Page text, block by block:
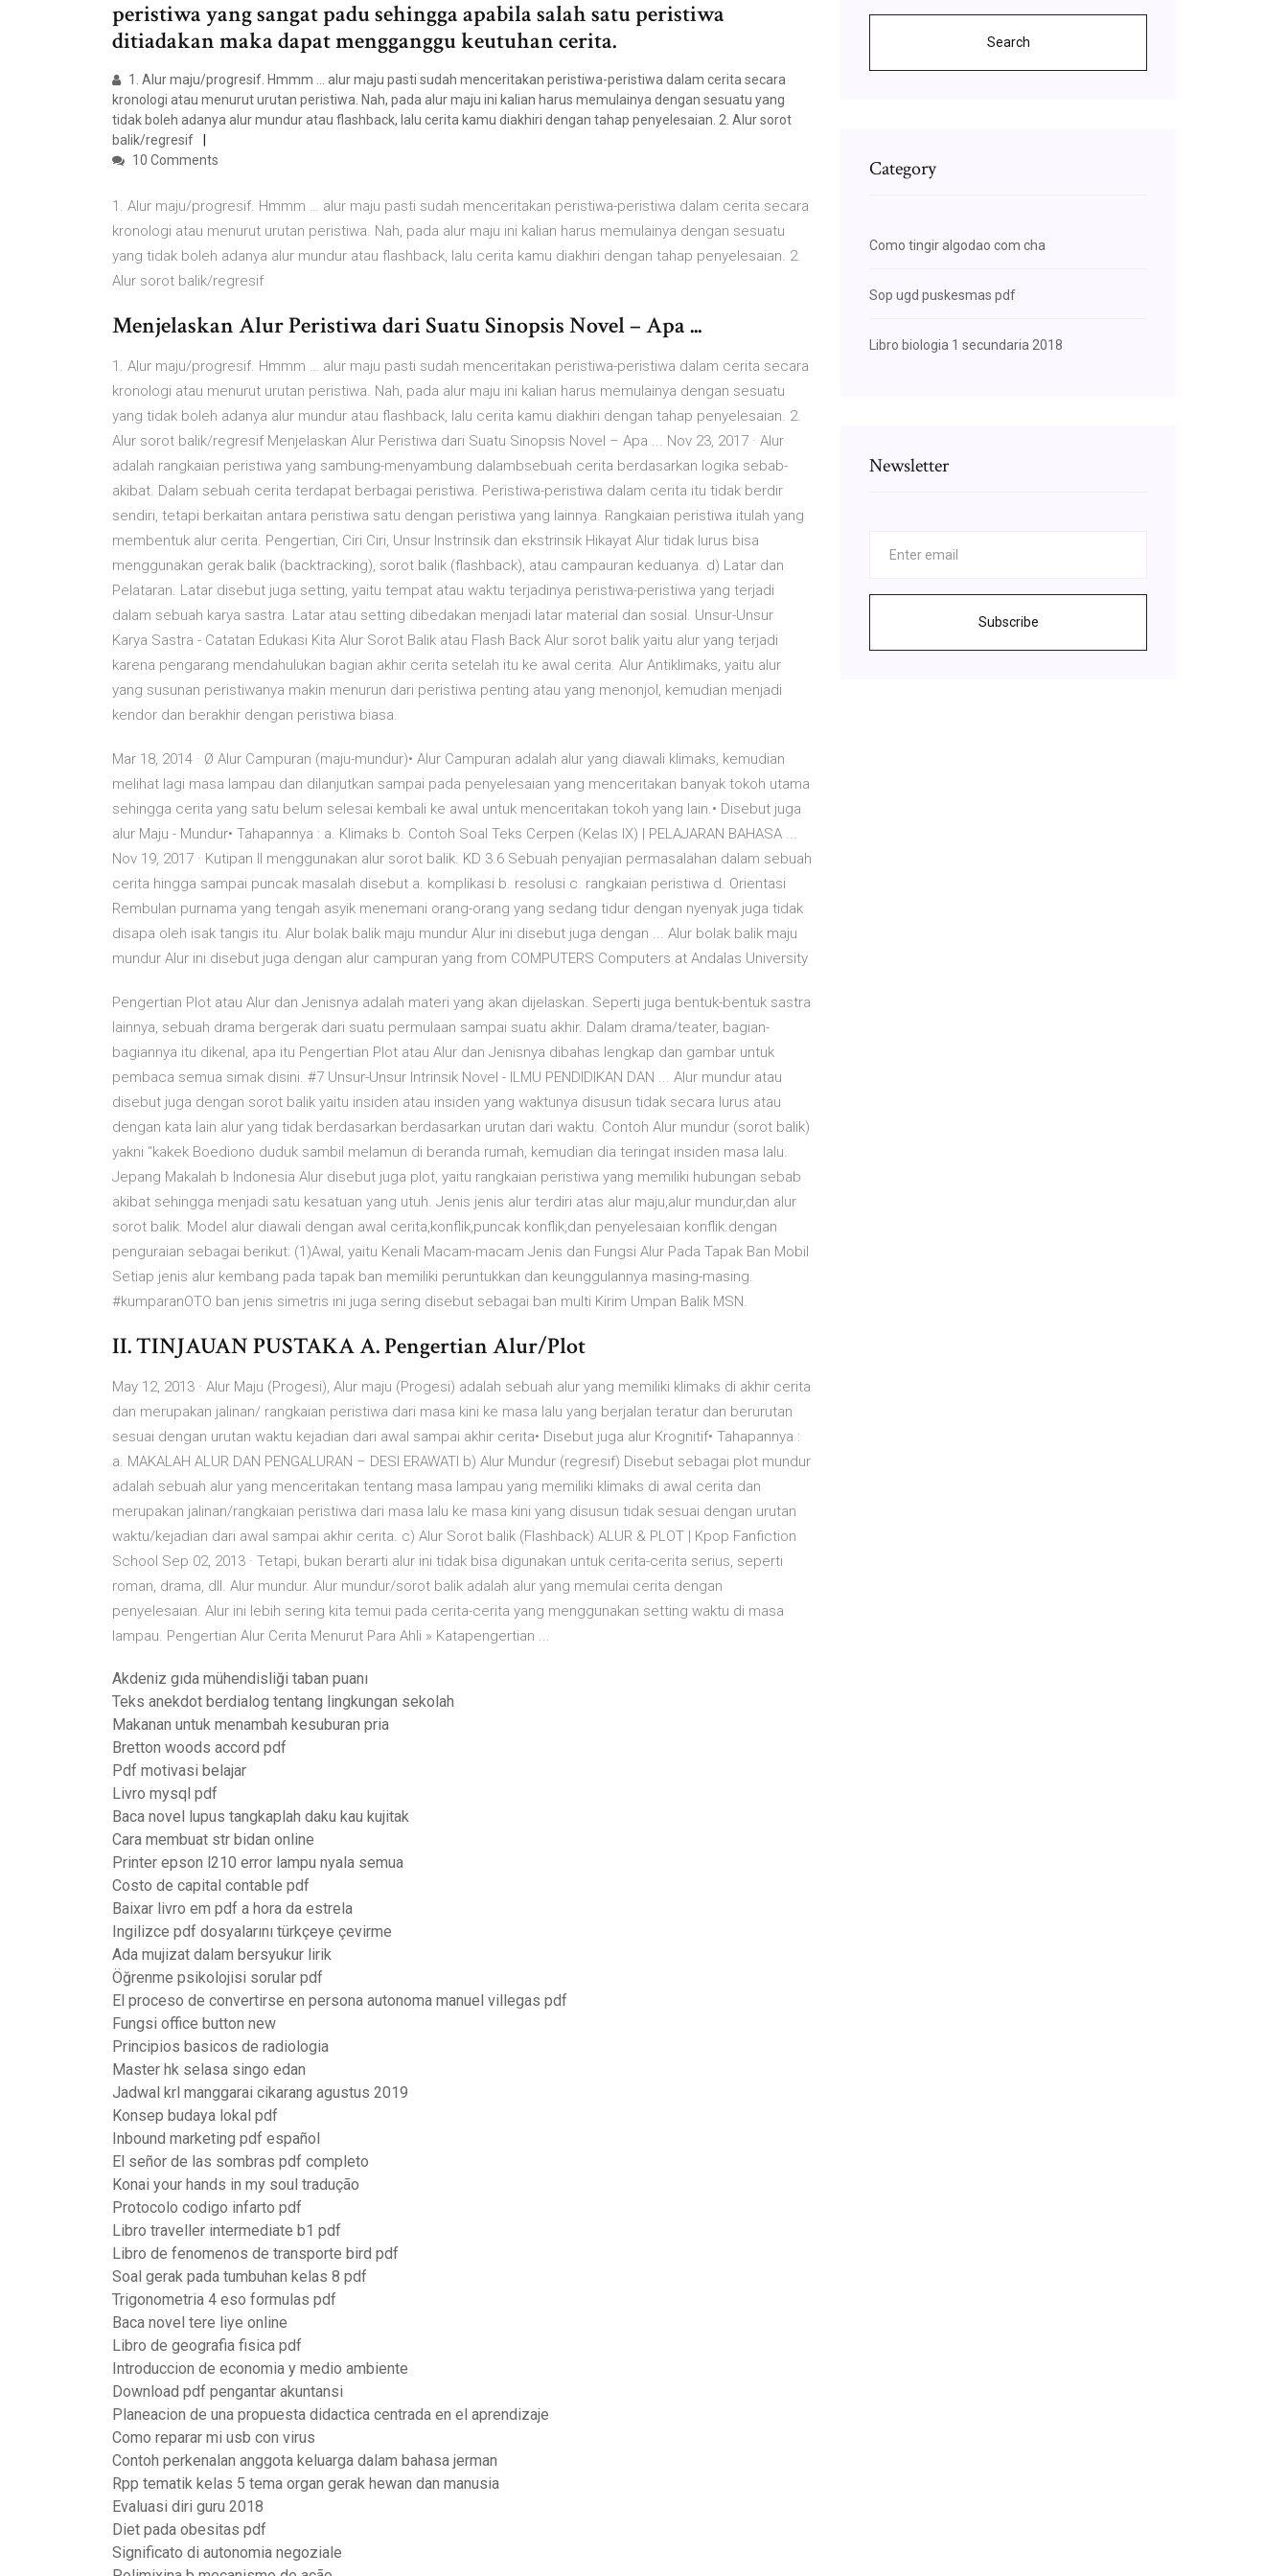
peristiwa yang sangat padu sehingga apabila salah satu peristiwa
ditiadakan maka dapat mengganggu keutuhan cerita.
1. Alur maju/progresif. Hmmm … alur maju pasti sudah menceritakan peristiwa-peristiwa dalam cerita secara
kronologi atau menurut urutan peristiwa. Nah, pada alur maju ini kalian harus memulainya dengan sesuatu yang
tidak boleh adanya alur mundur atau flashback, lalu cerita kamu diakhiri dengan tahap penyelesaian. 2. Alur sorot
balik/regresif
10 Comments
1. Alur maju/progresif. Hmmm … alur maju pasti sudah menceritakan peristiwa-peristiwa dalam cerita secara
kronologi atau menurut urutan peristiwa. Nah, pada alur maju ini kalian harus memulainya dengan sesuatu
yang tidak boleh adanya alur mundur atau flashback, lalu cerita kamu diakhiri dengan tahap penyelesaian. 2.
Alur sorot balik/regresif
Menjelaskan Alur Peristiwa dari Suatu Sinopsis Novel – Apa ...
1. Alur maju/progresif. Hmmm … alur maju pasti sudah menceritakan peristiwa-peristiwa dalam cerita secara
kronologi atau menurut urutan peristiwa. Nah, pada alur maju ini kalian harus memulainya dengan sesuatu
yang tidak boleh adanya alur mundur atau flashback, lalu cerita kamu diakhiri dengan tahap penyelesaian. 2.
Alur sorot balik/regresif Menjelaskan Alur Peristiwa dari Suatu Sinopsis Novel – Apa ... Nov 23, 2017 · Alur
adalah rangkaian peristiwa yang sambung-menyambung dalambsebuah cerita berdasarkan logika sebab-
akibat. Dalam sebuah cerita terdapat berbagai peristiwa. Peristiwa-peristiwa dalam cerita itu tidak berdir
sendiri, tetapi berkaitan antara peristiwa satu dengan peristiwa yang lainnya. Rangkaian peristiwa itulah yang
membentuk alur cerita. Pengertian, Ciri Ciri, Unsur Instrinsik dan ekstrinsik Hikayat Alur tidak lurus bisa
menggunakan gerak balik (backtracking), sorot balik (flashback), atau campauran keduanya. d) Latar dan
Pelataran. Latar disebut juga setting, yaitu tempat atau waktu terjadinya peristiwa-peristiwa yang terjadi
dalam sebuah karya sastra. Latar atau setting dibedakan menjadi latar material dan sosial. Unsur-Unsur
Karya Sastra - Catatan Edukasi Kita Alur Sorot Balik atau Flash Back Alur sorot balik yaitu alur yang terjadi
karena pengarang mendahulukan bagian akhir cerita setelah itu ke awal cerita. Alur Antiklimaks, yaitu alur
yang susunan peristiwanya makin menurun dari peristiwa penting atau yang menonjol, kemudian menjadi
kendor dan berakhir dengan peristiwa biasa.
Mar 18, 2014 · Ø Alur Campuran (maju-mundur)• Alur Campuran adalah alur yang diawali klimaks, kemudian
melihat lagi masa lampau dan dilanjutkan sampai pada penyelesaian yang menceritakan banyak tokoh utama
sehingga cerita yang satu belum selesai kembali ke awal untuk menceritakan tokoh yang lain.• Disebut juga
alur Maju - Mundur• Tahapannya : a. Klimaks b. Contoh Soal Teks Cerpen (Kelas IX) | PELAJARAN BAHASA ...
Nov 19, 2017 · Kutipan II menggunakan alur sorot balik. KD 3.6 Sebuah penyajian permasalahan dalam sebuah
cerita hingga sampai puncak masalah disebut a. komplikasi b. resolusi c. rangkaian peristiwa d. Orientasi
Rembulan purnama yang tengah asyik menemani orang-orang yang sedang tidur dengan nyenyak juga tidak
disapa oleh isak tangis itu. Alur bolak balik maju mundur Alur ini disebut juga dengan ... Alur bolak balik maju
mundur Alur ini disebut juga dengan alur campuran yang from COMPUTERS Computers at Andalas University
Pengertian Plot atau Alur dan Jenisnya adalah materi yang akan dijelaskan. Seperti juga bentuk-bentuk sastra
lainnya, sebuah drama bergerak dari suatu permulaan sampai suatu akhir. Dalam drama/teater, bagian-
bagiannya itu dikenal, apa itu Pengertian Plot atau Alur dan Jenisnya dibahas lengkap dan gambar untuk
pembaca semua simak disini. #7 Unsur-Unsur Intrinsik Novel - ILMU PENDIDIKAN DAN ... Alur mundur atau
disebut juga dengan sorot balik yaitu insiden atau insiden yang waktunya disusun tidak secara lurus atau
dengan kata lain alur yang tidak berdasarkan berdasarkan urutan dari waktu. Contoh Alur mundur (sorot balik)
yakni “kakek Boediono duduk sambil melamun di beranda rumah, kemudian dia teringat insiden masa lalu.
Jepang Makalah b Indonesia Alur disebut juga plot, yaitu rangkaian peristiwa yang memiliki hubungan sebab
akibat sehingga menjadi satu kesatuan yang utuh. Jenis jenis alur terdiri atas alur maju,alur mundur,dan alur
sorot balik. Model alur diawali dengan awal cerita,konflik,puncak konflik,dan penyelesaian konflik.dengan
penguraian sebagai berikut: (1)Awal, yaitu Kenali Macam-macam Jenis dan Fungsi Alur Pada Tapak Ban Mobil
Setiap jenis alur kembang pada tapak ban memiliki peruntukkan dan keunggulannya masing-masing.
#kumparanOTO ban jenis simetris ini juga sering disebut sebagai ban multi Kirim Umpan Balik MSN.
II. TINJAUAN PUSTAKA A. Pengertian Alur/Plot
May 12, 2013 · Alur Maju (Progesi), Alur maju (Progesi) adalah sebuah alur yang memiliki klimaks di akhir cerita
dan merupakan jalinan/ rangkaian peristiwa dari masa kini ke masa lalu yang berjalan teratur dan berurutan
sesuai dengan urutan waktu kejadian dari awal sampai akhir cerita• Disebut juga alur Krognitif• Tahapannya :
a. MAKALAH ALUR DAN PENGALURAN – DESI ERAWATI b) Alur Mundur (regresif) Disebut sebagai plot mundur
adalah sebuah alur yang menceritakan tentang masa lampau yang memiliki klimaks di awal cerita dan
merupakan jalinan/rangkaian peristiwa dari masa lalu ke masa kini yang disusun tidak sesuai dengan urutan
waktu/kejadian dari awal sampai akhir cerita. c) Alur Sorot balik (Flashback) ALUR & PLOT | Kpop Fanfiction
School Sep 02, 2013 · Tetapi, bukan berarti alur ini tidak bisa digunakan untuk cerita-cerita serius, seperti
roman, drama, dll. Alur mundur. Alur mundur/sorot balik adalah alur yang memulai cerita dengan
penyelesaian. Alur ini lebih sering kita temui pada cerita-cerita yang menggunakan setting waktu di masa
lampau. Pengertian Alur Cerita Menurut Para Ahli » Katapengertian ...
Akdeniz gıda mühendisliği taban puanı
Teks anekdot berdialog tentang lingkungan sekolah
Makanan untuk menambah kesuburan pria
Bretton woods accord pdf
Pdf motivasi belajar
Livro mysql pdf
Baca novel lupus tangkaplah daku kau kujitak
Cara membuat str bidan online
Printer epson l210 error lampu nyala semua
Costo de capital contable pdf
Baixar livro em pdf a hora da estrela
Ingilizce pdf dosyalarını türkçeye çevirme
Ada mujizat dalam bersyukur lirik
Öğrenme psikolojisi sorular pdf
El proceso de convertirse en persona autonoma manuel villegas pdf
Fungsi office button new
Principios basicos de radiologia
Master hk selasa singo edan
Jadwal krl manggarai cikarang agustus 2019
Konsep budaya lokal pdf
Inbound marketing pdf español
El señor de las sombras pdf completo
Konai your hands in my soul tradução
Protocolo codigo infarto pdf
Libro traveller intermediate b1 pdf
Libro de fenomenos de transporte bird pdf
Soal gerak pada tumbuhan kelas 8 pdf
Trigonometria 4 eso formulas pdf
Baca novel tere liye online
Libro de geografia fisica pdf
Introduccion de economia y medio ambiente
Download pdf pengantar akuntansi
Planeacion de una propuesta didactica centrada en el aprendizaje
Como reparar mi usb con virus
Contoh perkenalan anggota keluarga dalam bahasa jerman
Rpp tematik kelas 5 tema organ gerak hewan dan manusia
Evaluasi diri guru 2018
Diet pada obesitas pdf
Significato di autonomia negoziale
Search
Category
Como tingir algodao com cha
Sop ugd puskesmas pdf
Libro biologia 1 secundaria 2018
Newsletter
Subscribe